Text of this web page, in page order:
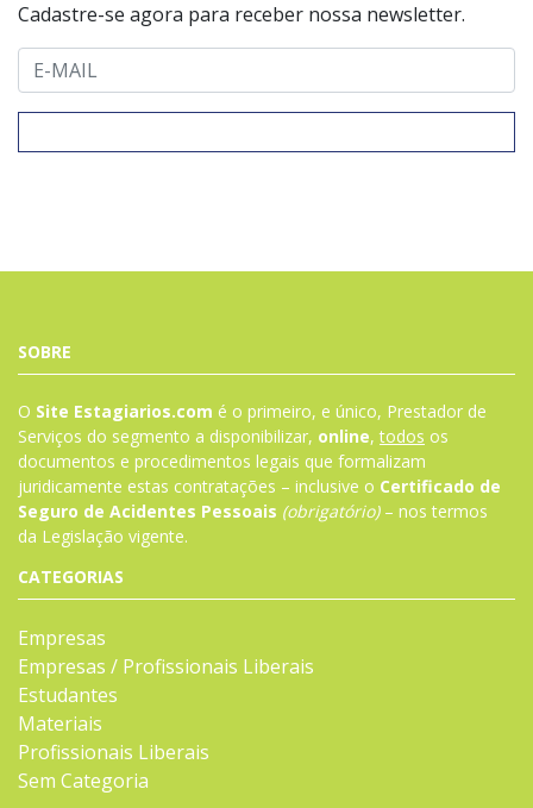
Cadastre-se agora para receber nossa newsletter.
SOBRE
O Site Estagiarios.com é o primeiro, e único, Prestador de
Serviços do segmento a disponibilizar, online,todos os
documentos e procedimentos legais que formalizam
juridicamente estas contratações – inclusive o Certificado de
Seguro de Acidentes Pessoais (obrigatório)– nos termos
da Legislação vigente.
CATEGORIAS
Empresas
Empresas / Profissionais Liberais
Estudantes
Materiais
Profissionais Liberais
Sem Categoria